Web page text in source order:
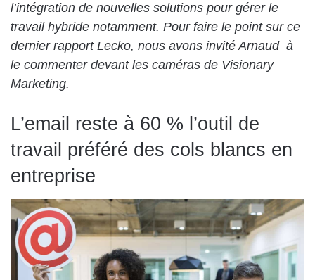
l’intégration de nouvelles solutions pour gérer le
travail hybride notamment. Pour faire le point sur ce
dernier rapport Lecko, nous avons invité Arnaud à
le commenter devant les caméras de Visionary
Marketing.
L’email reste à 60 % l’outil de
travail préféré des cols blancs en
entreprise